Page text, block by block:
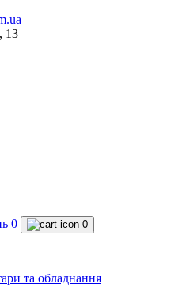
13
0 0
та обладнання